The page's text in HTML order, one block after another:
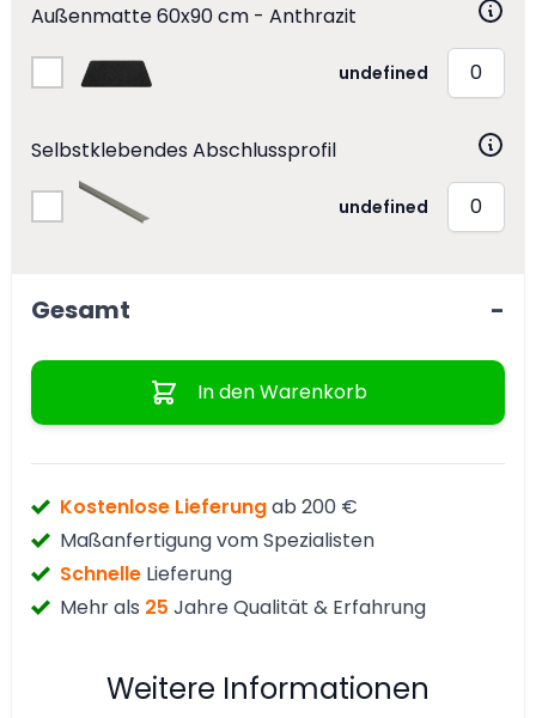
Außenmatte 60x90 cm - Anthrazit
undefined
Selbstklebendes Abschlussprofil
undefined
Gesamt -
Menge
In den Warenkorb
Kostenlose Lieferungab 200 €
Maßanfertigung vom Spezialisten
Schnelle Lieferung
Mehr als 25 Jahre Qualität & Erfahrung
Weitere Informationen